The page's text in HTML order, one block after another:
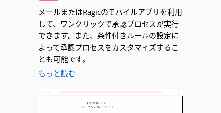
メールまたはRagicのモバイルアプリを利用
して、ワンクリックで承認プロセスが実行
できます。また、条件付きルールの設定に
よって承認プロセスをカスタマイズするこ
とも可能です。
もっと読む